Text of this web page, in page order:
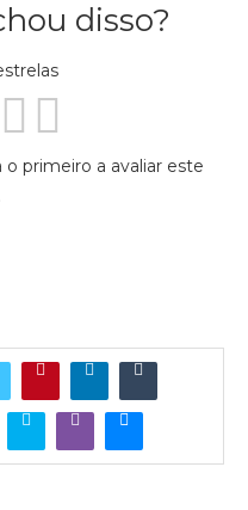
disso?
primeiro a avaliar este